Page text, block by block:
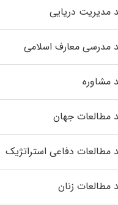
مدیریت دریایی
مدرسی معارف اسلامی
مشاوره
مطالعات جهان
مطالعات دفاعی استراتژیک
مطالعات زنان